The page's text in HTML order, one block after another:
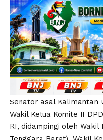
Senator asal Kalimantan
Wakil Ketua Komite II
RI, didampingi oleh Wakil